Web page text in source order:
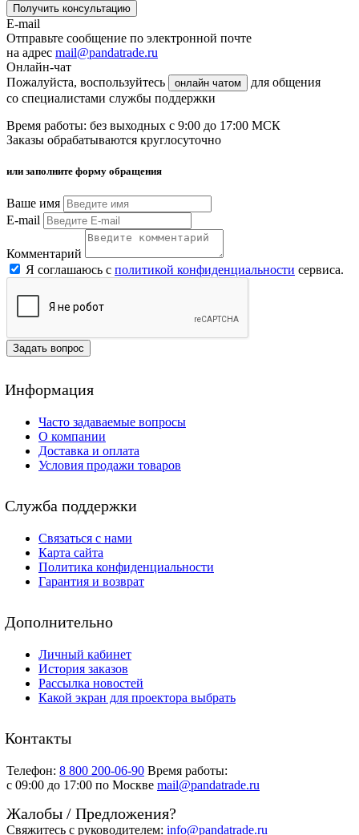
Получить консультацию
E-mail
Отправьте сообщение по электронной почте
на адрес mail@pandatrade.ru
Онлайн-чат
Пожалуйста, воспользуйтесь
онлайн чатом
для общения
со специалистами службы поддержки
Время работы: без выходных с 9:00 до 17:00 МСК
Заказы обрабатываются круглосуточно
или заполните форму обращения
Ваше имя
E-mail
Комментарий
Я соглашаюсь с политикой конфиденциальности сервиса.
Задать вопрос
Информация
Часто задаваемые вопросы
О компании
Доставка и оплата
Условия продажи товаров
Служба поддержки
Связаться с нами
Карта сайта
Политика конфиденциальности
Гарантия и возврат
Дополнительно
Личный кабинет
История заказов
Рассылка новостей
Какой экран для проектора выбрать
Контакты
Телефон: 8 800 200-06-90 Время работы:
c 09:00 до 17:00 по Москве mail@pandatrade.ru
Жалобы / Предложения?
Свяжитесь с руководителем: info@pandatrade.ru